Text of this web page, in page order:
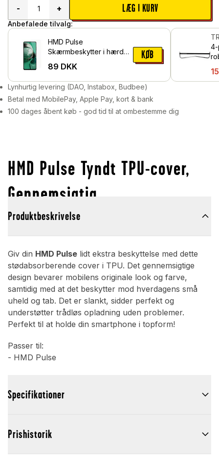
-
+ LÆG I KURV
Anbefalede tilvalg:
HMD Pulse
Skærmbeskytter i hærdet
89 DKK
KØB
4-
Lynhurtig levering (DAO, Instabox, Budbee)
Betal med MobilePay, Apple Pay, kort & bank
100 dages åbent køb - god tid til at ombestemme dig
HMD Pulse Tyndt TPU-cover,
Gennemsigtig
Produktbeskrivelse
Giv din HMD Pulse lidt ekstra beskyttelse med dette
stødabsorberende cover i TPU. Det gennemsigtige
design bevarer mobilens originale look og farve,
samtidig med at det beskytter mod hverdagens små
uheld og tab. Det er slankt, sidder perfekt og
understøtter trådløs opladning uden problemer.
Perfekt til at holde din smartphone i topform!
Passer til:
- HMD Pulse
Specifikationer
Prishistorik